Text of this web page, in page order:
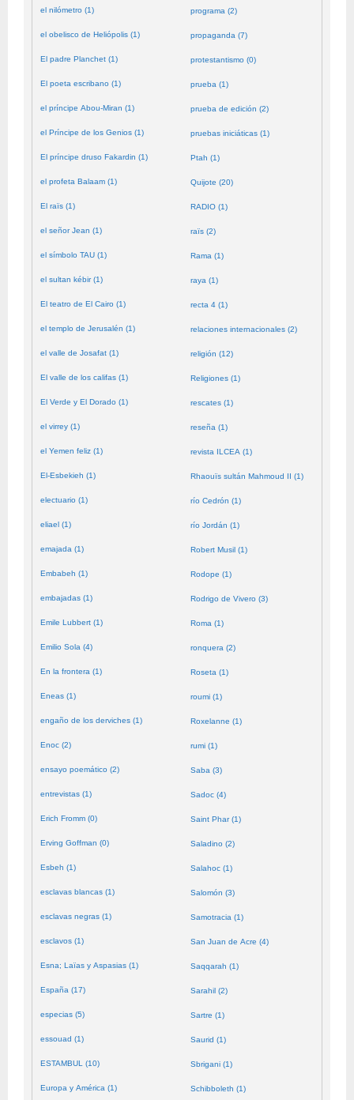
el nilómetro (1)
el obelisco de Heliópolis (1)
El padre Planchet (1)
El poeta escribano (1)
el príncipe Abou-Miran (1)
el Príncipe de los Genios (1)
El príncipe druso Fakardin (1)
el profeta Balaam (1)
El raïs (1)
el señor Jean (1)
el símbolo TAU (1)
el sultan kébir (1)
El teatro de El Cairo (1)
el templo de Jerusalén (1)
el valle de Josafat (1)
El valle de los califas (1)
El Verde y El Dorado (1)
el virrey (1)
el Yemen feliz (1)
El-Esbekieh (1)
electuario (1)
eliael (1)
emajada (1)
Embabeh (1)
embajadas (1)
Emile Lubbert (1)
Emilio Sola (4)
En la frontera (1)
Eneas (1)
engaño de los derviches (1)
Enoc (2)
ensayo poemático (2)
entrevistas (1)
Erich Fromm (0)
Erving Goffman (0)
Esbeh (1)
esclavas blancas (1)
esclavas negras (1)
esclavos (1)
Esna; Laïas y Aspasias (1)
España (17)
especias (5)
essouad (1)
ESTAMBUL (10)
Europa y América (1)
programa (2)
propaganda (7)
protestantismo (0)
prueba (1)
prueba de edición (2)
pruebas iniciáticas (1)
Ptah (1)
Quijote (20)
RADIO (1)
raïs (2)
Rama (1)
raya (1)
recta 4 (1)
relaciones internacionales (2)
religión (12)
Religiones (1)
rescates (1)
reseña (1)
revista ILCEA (1)
Rhaouïs sultán Mahmoud II (1)
río Cedrón (1)
río Jordán (1)
Robert Musil (1)
Rodope (1)
Rodrigo de Vivero (3)
Roma (1)
ronquera (2)
Roseta (1)
roumi (1)
Roxelanne (1)
rumi (1)
Saba (3)
Sadoc (4)
Saint Phar (1)
Saladino (2)
Salahoc (1)
Salomón (3)
Samotracia (1)
San Juan de Acre (4)
Saqqarah (1)
Sarahil (2)
Sartre (1)
Saurid (1)
Sbrigani (1)
Schibboleth (1)